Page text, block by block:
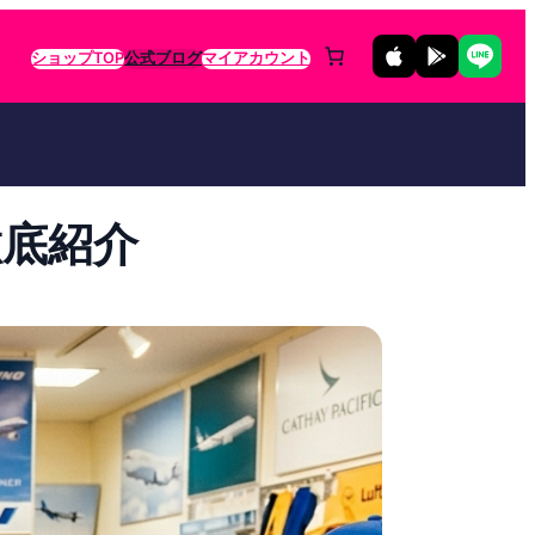
ショップTOP公式ブログマイアカウント
紹介